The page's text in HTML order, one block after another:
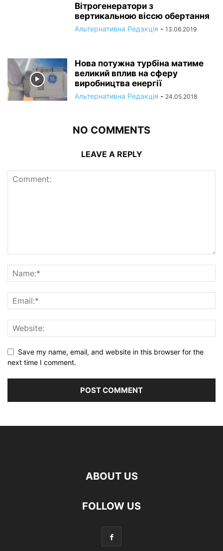
Вітрогенератори з
вертикальною віссю обертання
Альтернативна Редакція - 13.06.2019
Нова потужна турбіна матиме
великий вплив на сферу
виробництва енергії
Альтернативна Редакція - 24.05.2018
NO COMMENTS
LEAVE A REPLY
Save my name, email, and website in this browser for the
next time I comment.
ABOUT US
FOLLOW US